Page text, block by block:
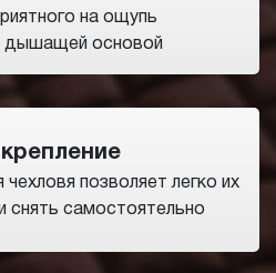
на ощупь
дышащей основой
чехловя позволяет легко их
снять самостоятельно